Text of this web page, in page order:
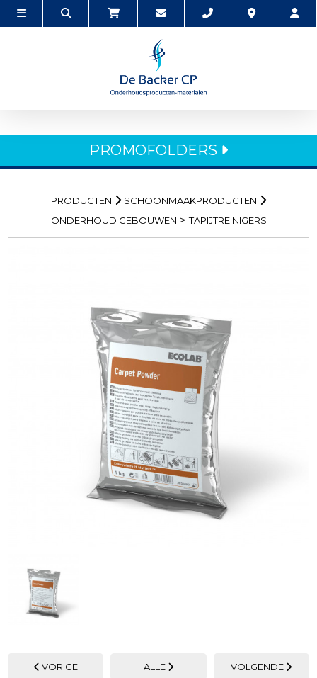
PROMOFOLDERS
PRODUCTEN
SCHOONMAAKPRODUCTEN
ONDERHOUD GEBOUWEN >TAPIJTREINIGERS
VORIGE ALLE VOLGENDE